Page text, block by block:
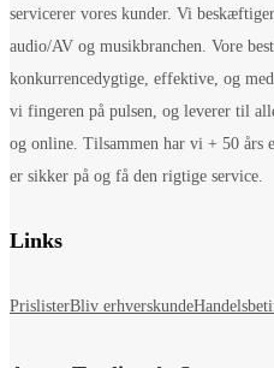
servicerer vores kunder. Vi
audio/AV og musikbranchen. Vore
konkurrencedygtige, effektive, og
vi fingeren på pulsen, og leverer til
og online. Tilsammen har vi + 50 års
er sikker på og få den rigtige service.
Links
PrislisterBliv erhverskunde